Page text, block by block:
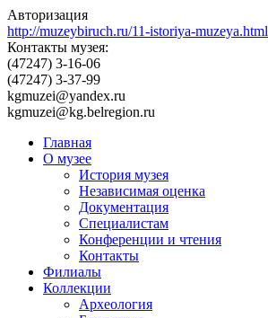
Авторизация
http://muzeybiruch.ru/11-istoriya-muzeya.html
Контакты музея:
(47247) 3-16-06
(47247) 3-37-99
kgmuzei@yandex.ru
kgmuzei@kg.belregion.ru
Главная
О музее
История музея
Независимая оценка
Документация
Специалистам
Конференции и чтения
Контакты
Филиалы
Коллекции
Археология